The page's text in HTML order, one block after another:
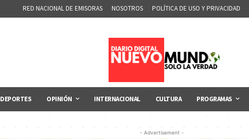
RED NACIONAL DE EMISORAS NOSOTROS POLÍTICA DE USO Y PRIVACIDAD
DEPORTES OPINIÓN INTERNACIONAL CULTURA PROGRAMAS
- Advertisement -